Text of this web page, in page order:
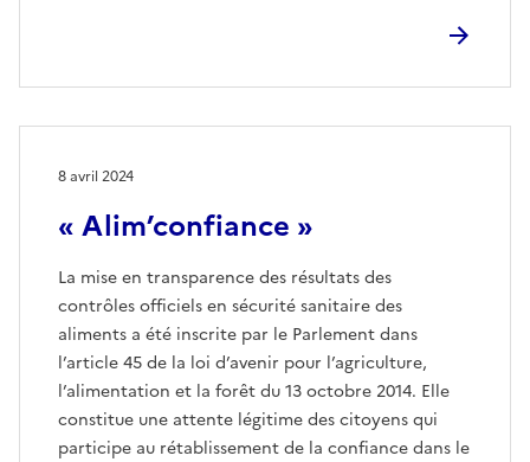
« Alim’confiance »
8 avril 2024
La mise en transparence des résultats des
contrôles officiels en sécurité sanitaire des
aliments a été inscrite par le Parlement dans
l’article 45 de la loi d’avenir pour l’agriculture,
l’alimentation et la forêt du 13 octobre 2014. Elle
constitue une attente légitime des citoyens qui
participe au rétablissement de la confiance dans le